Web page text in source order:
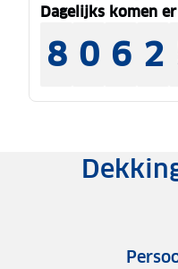
Dagelijks komen
8 0 6 2